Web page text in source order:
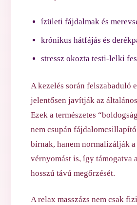
ízületi fájdalmak és
krónikus hátfájás és
stressz okozta testi-lelki
A kezelés során felszabaduló
jelentősen javítják az
Ezek a természetes
nem csupán
bírnak, hanem normalizálják a
vérnyomást is, így támogatva
hosszú távú megőrzését.
A relax masszázs nem csak